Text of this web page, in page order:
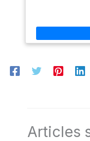
récupérés par le
lames de scie
mm Livré avec :
coupe CutControl,
cm chacun), lame
Articles